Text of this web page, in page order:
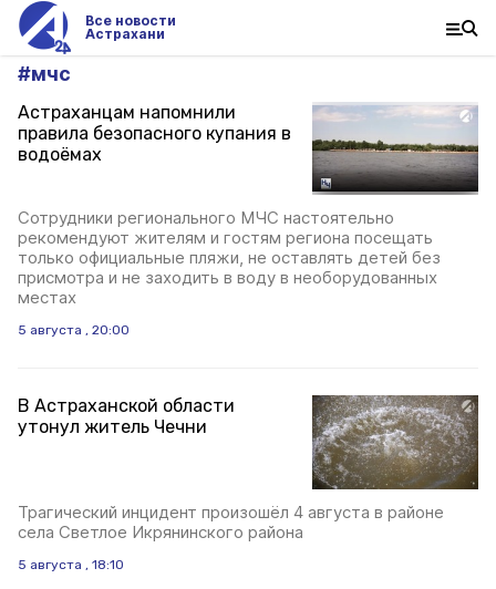
Все новости
Астрахани
#мчс
Астраханцам напомнили
правила безопасного купания в
водоёмах
Сотрудники регионального МЧС настоятельно
рекомендуют жителям и гостям региона посещать
только официальные пляжи, не оставлять детей без
присмотра и не заходить в воду в необорудованных
местах
5 августа , 20:00
В Астраханской области
утонул житель Чечни
Трагический инцидент произошёл 4 августа в районе
села Светлое Икрянинского района
5 августа , 18:10